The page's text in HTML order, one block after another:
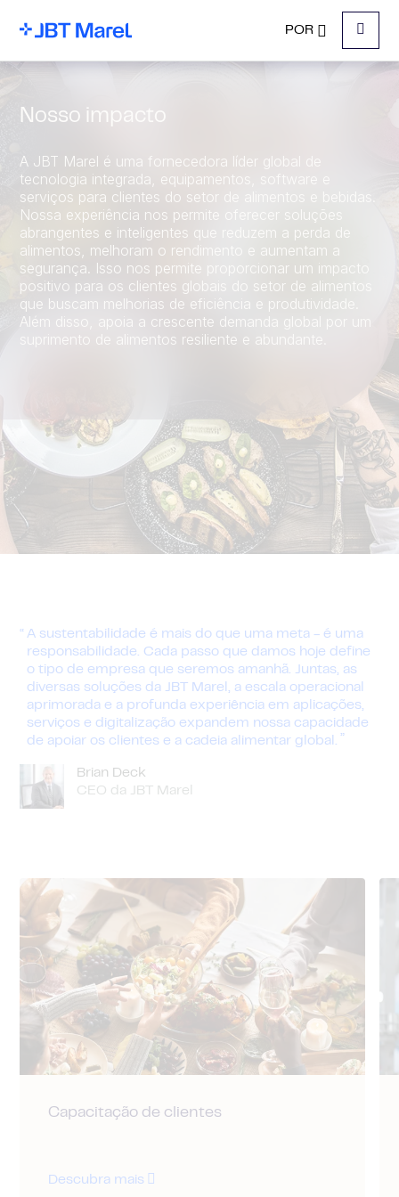
POR
Menu
Nosso impacto
A JBT Marel é uma fornecedora líder global de
tecnologia integrada, equipamentos, software e
serviços para clientes do setor de alimentos e bebidas.
Nossa experiência nos permite oferecer soluções
abrangentes e inteligentes que reduzem a perda de
alimentos, melhoram o rendimento e aumentam a
segurança. Isso nos permite proporcionar um impacto
positivo para os clientes globais do setor de alimentos
que buscam melhorias de eficiência e produtividade.
Além disso, apoia a crescente demanda global por um
suprimento de alimentos resiliente e abundante.
A sustentabilidade é mais do que uma meta - é uma
responsabilidade. Cada passo que damos hoje define
o tipo de empresa que seremos amanhã. Juntas, as
diversas soluções da JBT Marel, a escala operacional
aprimorada e a profunda experiência em aplicações,
serviços e digitalização expandem nossa capacidade
de apoiar os clientes e a cadeia alimentar global.
Brian Deck
CEO da JBT Marel
Capacitação de clientes
Descubra mais